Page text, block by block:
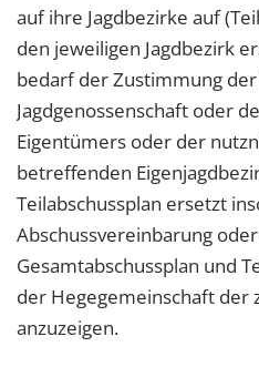
auf ihre Jagdbezirke auf
den jeweiligen Jagdbezirk
bedarf der Zustimmung
Jagdgenossenschaft oder
Eigentümers oder der
betreffenden
Teilabschussplan ersetzt
Abschussvereinbarung
Gesamtabschussplan und
der Hegegemeinschaft der
anzuzeigen.